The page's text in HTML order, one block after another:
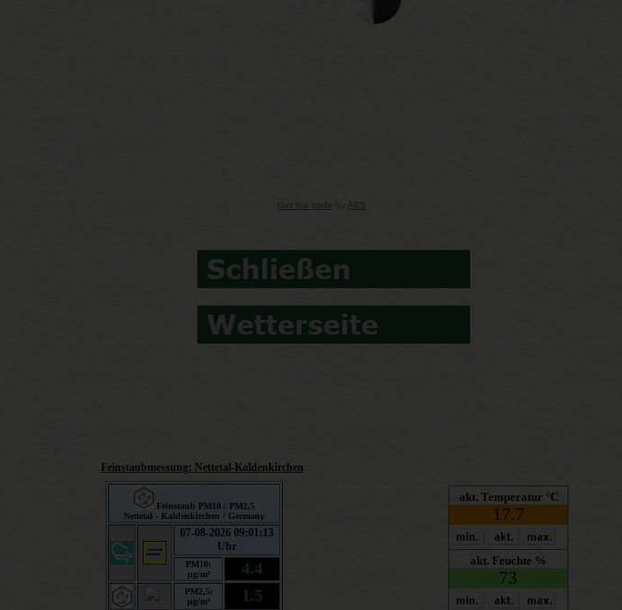
Feinstaubmessung: Nettetal-Kaldenkirchen